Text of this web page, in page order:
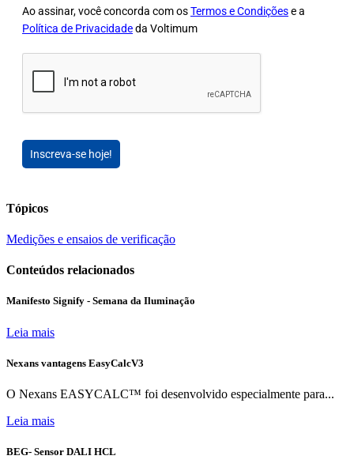
Ao assinar, você concorda com osTermos e Condiçõese a
Política de Privacidadeda Voltimum
Inscreva-se hoje!
Tópicos
Medições e ensaios de verificação
Conteúdos relacionados
Manifesto Signify - Semana da Iluminação
Leia mais
Nexans vantagens EasyCalcV3
O Nexans EASYCALC™ foi desenvolvido especialmente para...
Leia mais
BEG- Sensor DALI HCL